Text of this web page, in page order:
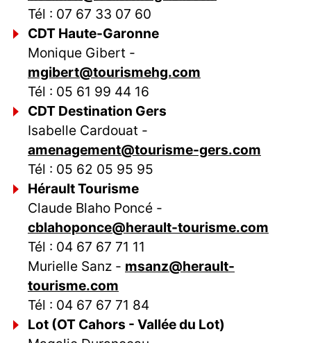
Tél : 07 67 33 07 60
CDT Haute-Garonne
Monique Gibert -
mgibert@tourismehg.com
Tél : 05 61 99 44 16
CDT Destination Gers
Isabelle Cardouat -
amenagement@tourisme-gers.com
Tél : 05 62 05 95 95
Hérault Tourisme
Claude Blaho Poncé -
cblahoponce@herault-tourisme.com
Tél : 04 67 67 71 11
Murielle Sanz - msanz@herault-
tourisme.com
Tél : 04 67 67 71 84
Lot (OT Cahors - Vallée du Lot)